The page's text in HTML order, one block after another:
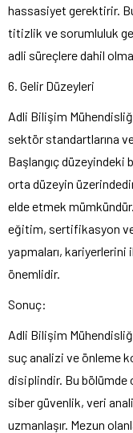
hassasiyet gerektirir.
titizlik ve sorumluluk
adli süreçlere dahil
6. Gelir Düzeyleri
Adli Bilişim
sektör standartlarına
Başlangıç düzeyindeki
orta düzeyin
elde etmek
eğitim, sertifikasyon ve
yapmaları, kariyerlerini
önemlidir.
Sonuç:
Adli Bilişim
suç analizi ve önleme
disiplindir. Bu bölümde
siber güvenlik, veri
uzmanlaşır. Mezun